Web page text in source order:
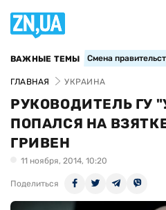
ВАЖНЫЕ ТЕМЫ Смена
ГЛАВНАЯ УКРАИНА
РУКОВОДИТЕЛЬ ГУ
ПОПАЛСЯ НА
ГРИВЕН
11 ноября, 2014, 10:20
Поделиться